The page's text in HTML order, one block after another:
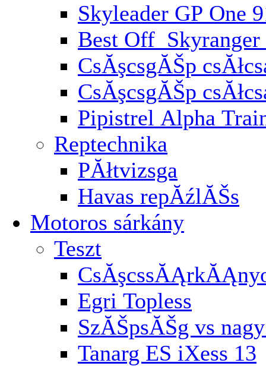
Skyleader GP One
Best Off
CsĂşcsgĂŠp
CsĂşcsgĂŠp
Pipistrel Alpha
Reptechnika
PĂłtvizsga
Havas repĂźlĂŠs
Motoros sárkány
Teszt
Egri Topless
SzĂŠpsĂŠg vs
Tanarg ES iXess 13